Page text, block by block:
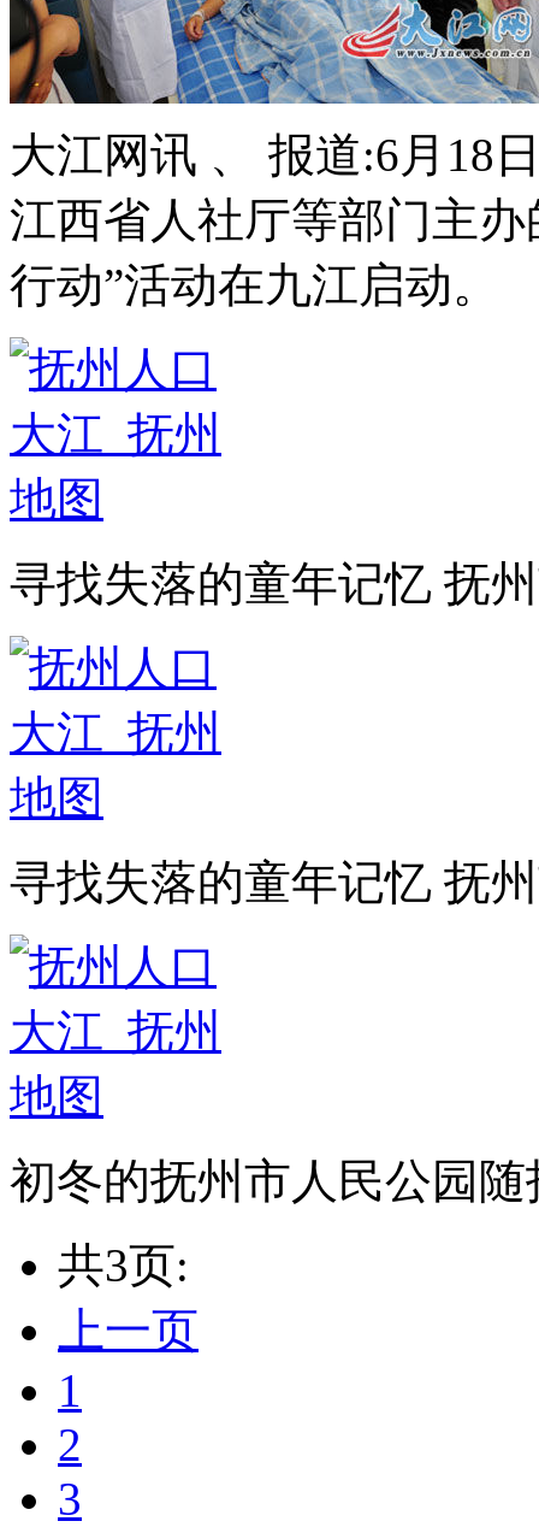
大江网讯 、 报道:6月18
江西省人社厅等部门主
行动”活动在九江启动。
寻找失落的童年记忆 抚
寻找失落的童年记忆 抚
初冬的抚州市人民公园随
共3页:
上一页
1
2
3